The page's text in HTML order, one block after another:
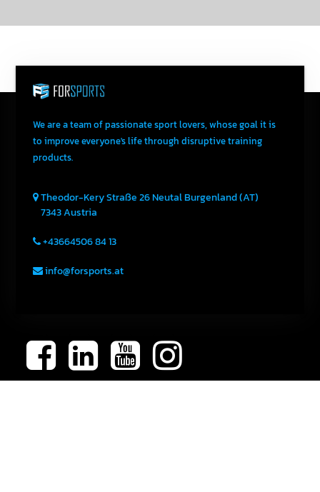
We are a team of passionate sport lovers, whose goal it is
to improve everyone's life through disruptive training
products.
Theodor-Kery Straße 26NeutalBurgenland (AT)
7343Austria
+43664506 84 13
info@forsports.at